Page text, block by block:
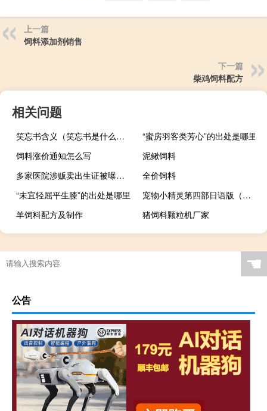
上一篇
饲料添加剂销售
下一篇
柴鸡饲料配方
相关问题
笑忘书含义（笑忘书是什么意思）
“蜜房羽客类芳心”的出处是哪里
饲料涨价通知怎么写
泥鳅饲料
多家医院涉贩卖出生证被曝光！“人生第一证”有多重要？ 到底什么情况呢
全价饲料
“未宜轻屈平生膝”的出处是哪里
宠物小精灵第四部日语版（宠物小精灵第四部）
羊饲料配方及制作
猪饲料颗粒机厂家
☚
公告